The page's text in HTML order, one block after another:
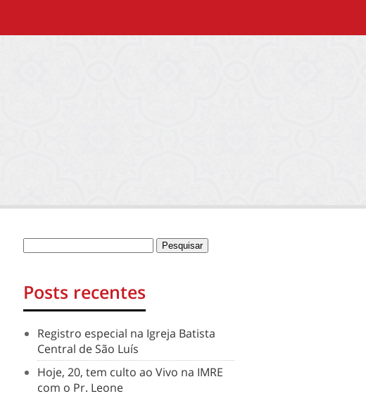
Posts recentes
Registro especial na Igreja Batista
Central de São Luís
Hoje, 20, tem culto ao Vivo na IMRE
com o Pr. Leone